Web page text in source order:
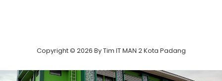
Copyright © 2026 By Tim IT MAN 2 Kota Padang